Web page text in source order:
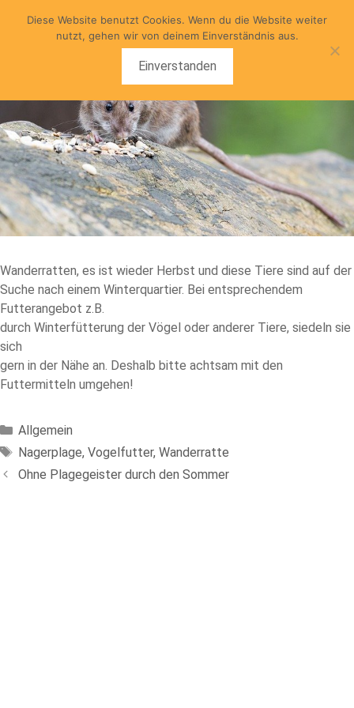
Inhalt
Wanderratten, es ist wieder Herbst und diese Tiere sind auf der
Suche nach einem Winterquartier. Bei entsprechendem
Futterangebot z.B.
durch Winterfütterung der Vögel oder anderer Tiere, siedeln sie
sich
gern in der Nähe an. Deshalb bitte achtsam mit den
Futtermitteln umgehen!
Kategorien
Allgemein
Schlagwörter
Nagerplage, Vogelfutter, Wanderratte
Ohne Plagegeister durch den Sommer
Diese Website benutzt Cookies. Wenn du die Website weiter
nutzt, gehen wir von deinem Einverständnis aus.
Einverstanden